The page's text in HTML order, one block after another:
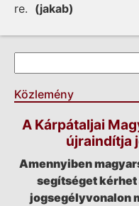
re. (jakab)
Keresés űrlap
Közlemény
A Kárpátaljai
újraindítja
Amennyiben
segítséget kérhet
jogsegélyvonalon